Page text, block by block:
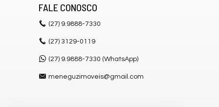
FALE CONOSCO
(27) 9.9888-7330
(27) 3129-0119
(27) 9.9888-7330 (WhatsApp)
meneguzimoveis@gmail.com